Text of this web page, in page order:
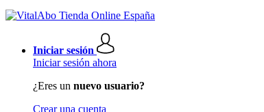
Iniciar sesión
Iniciar sesión ahora
¿Eres un nuevo usuario?
Crear una cuenta